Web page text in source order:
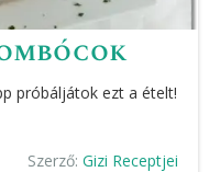
próbáljátok ezt a ételt!
Szerző: Gizi Receptjei